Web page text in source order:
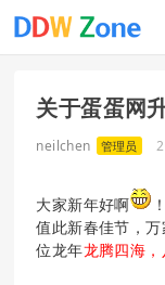
关于蛋蛋网
neilchen 管理员
大家新年好啊
值此新春佳节，
位龙年龙腾四海，